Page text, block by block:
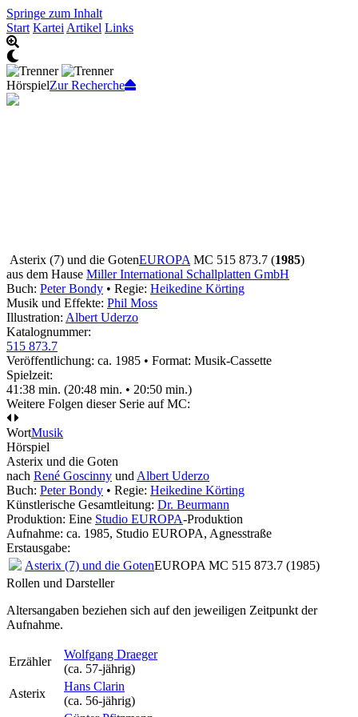
Springe zum Inhalt
Start Kartei Artikel Links
HörspielZur Recherche
Asterix (7) und die GotenEUROPA MC 515 873.7 (1985)
aus dem Hause Miller International Schallplatten GmbH
Buch: Peter Bondy • Regie: Heikedine Körting
Musik und Effekte: Phil Moss
Illustration: Albert Uderzo
Katalognummer:
515 873.7
Veröffentlichung: ca. 1985 • Format: Musik-Cassette
Spielzeit:
41:38 min. (20:48 min. • 20:50 min.)
Weitere Folgen dieser Serie auf MC:
WortMusik
Hörspiel
Asterix und die Goten
nach René Goscinny und Albert Uderzo
Buch: Peter Bondy • Regie: Heikedine Körting
Künstlerische Gesamtleitung: Dr. Beurmann
Produktion: Eine Studio EUROPA-Produktion
Aufnahme: ca. 1985, Studio EUROPA, Agnesstraße
Erstausgabe:
Asterix (7) und die GotenEUROPA MC 515 873.7 (1985)
Rollen und Darsteller
Altersangaben beziehen sich auf den jeweiligen Zeitpunkt der
Aufnahme.
Erzähler
Wolfgang Draeger
(ca. 57‑jährig)
Asterix
Hans Clarin
(ca. 56‑jährig)